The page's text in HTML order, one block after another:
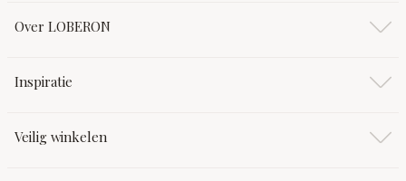
Over LOBERON
Inspiratie
Veilig winkelen